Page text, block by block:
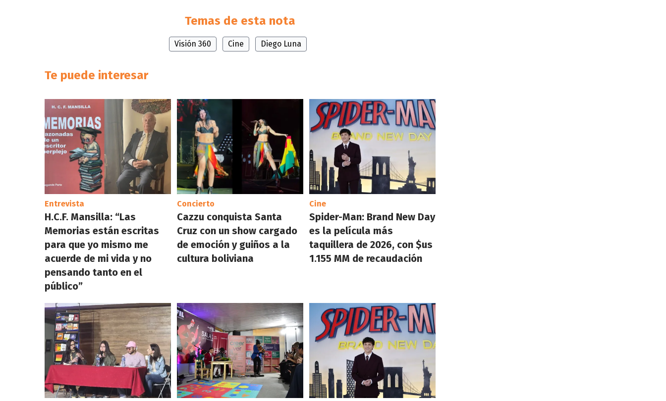
Temas de esta nota
Visión 360 Cine Diego Luna
Te puede interesar
Entrevista
H.C.F. Mansilla: “Las
Memorias están escritas
para que yo mismo me
acuerde de mi vida y no
pensando tanto en el
público”
Concierto
Cazzu conquista Santa
Cruz con un show cargado
de emoción y guiños a la
cultura boliviana
Cine
Spider-Man: Brand New Day
es la película más
taquillera de 2026, con $us
1.155 MM de recaudación